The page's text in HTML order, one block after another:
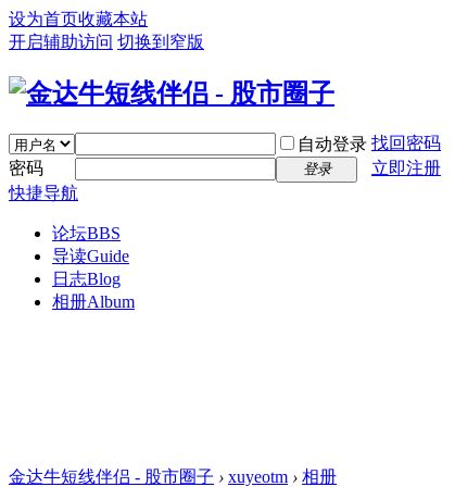
设为首页收藏本站
开启辅助访问 切换到窄版
自动登录 找回密码
密码
登录
立即注册
快捷导航
论坛BBS
导读Guide
日志Blog
相册Album
金达牛短线伴侣 - 股市圈子 › xuyeotm › 相册